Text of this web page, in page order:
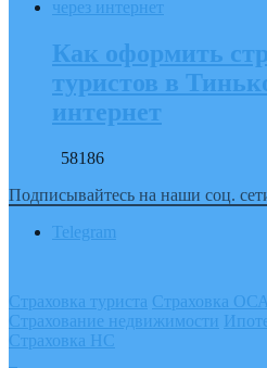
Как оформить
туристов в
интернет
58186
Подписывайтесь на наши соц.
Telegram
Страховка туриста Страховка
Страхование недвижимости
Страховка НС